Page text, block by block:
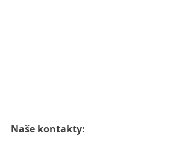
Naše kontakty: